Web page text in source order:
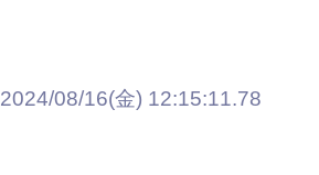
2024/08/16(金) 12:15:11.78